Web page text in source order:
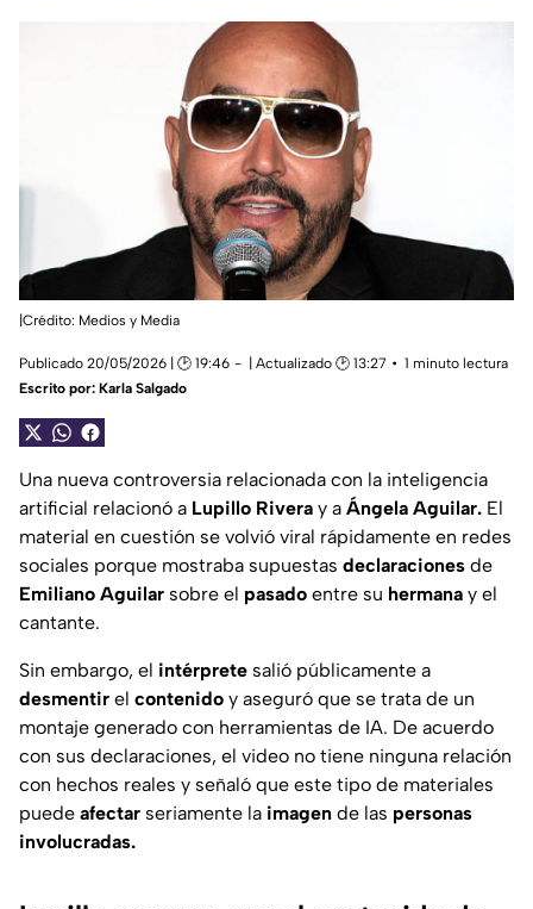
|Crédito: Medios y Media
Publicado 20/05/2026 | 🕑 19:46 | Actualizado 🕑 13:27
1 minuto lectura
Escrito por: Karla Salgado
Una nueva controversia relacionada con la inteligencia
artificial relacionó a Lupillo Rivera y a Ángela Aguilar. El
material en cuestión se volvió viral rápidamente en redes
sociales porque mostraba supuestas declaraciones de
Emiliano Aguilar sobre el pasado entre su hermana y el
cantante.
Sin embargo, el intérprete salió públicamente a
desmentir el contenido y aseguró que se trata de un
montaje generado con herramientas de IA. De acuerdo
con sus declaraciones, el video no tiene ninguna relación
con hechos reales y señaló que este tipo de materiales
puede afectar seriamente la imagen de las personas
involucradas.